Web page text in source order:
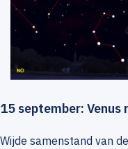
15 september: Venus
Wijde samenstand van